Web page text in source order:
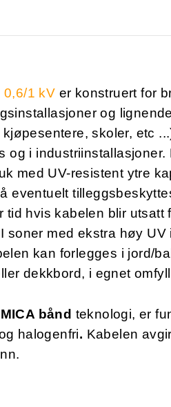
0,6/1 kV er konstruert for
og
skoler, etc
og i
med UV-resistent ytre
eventuelt
tid hvis kabelen blir
soner med ekstra høy UV
kan forlegges i jord/
dekkbord, i egnet
MICA bånd teknologi, er
halogenfri. Kabelen